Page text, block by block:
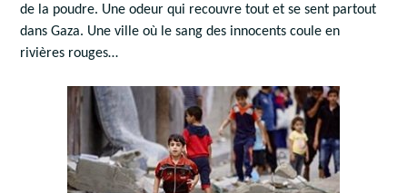
de la poudre. Une odeur qui recouvre tout et se sent partout
dans Gaza. Une ville où le sang des innocents coule en
rivières rouges…